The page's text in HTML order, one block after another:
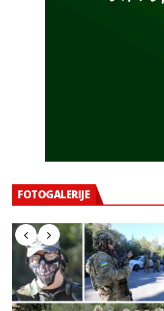
FOTOGALERIJE